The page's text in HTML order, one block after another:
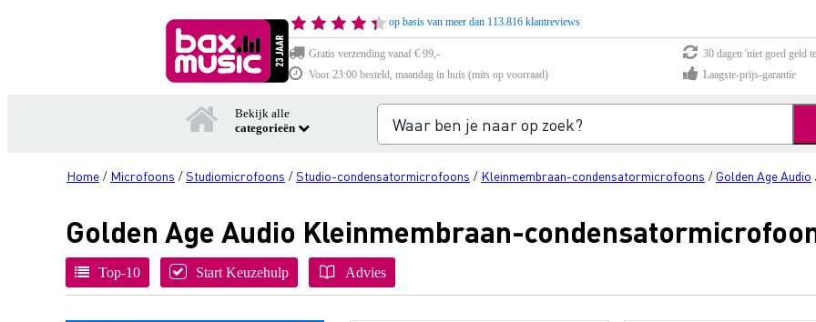
op basis van meer dan 113.816 klantreviews
Gratis verzending vanaf € 99,-
30 dagen 'niet goed geld
Voor 23:00 besteld, maandag in huis (mits op voorraad)
Laagste-prijs-garantie
Bekijk alle
categorieën
Home / Microfoons /Studiomicrofoons /Studio-condensatormicrofoons / Kleinmembraan-condensatormicrofoons / Golden Age Audio
Golden Age Audio Kleinmembraan-
Top-10 Start Keuzehulp Advies